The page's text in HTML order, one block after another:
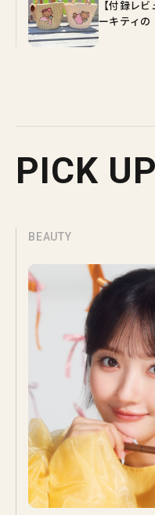
【付録レ
ーキティ
PICK UP
BEAUTY